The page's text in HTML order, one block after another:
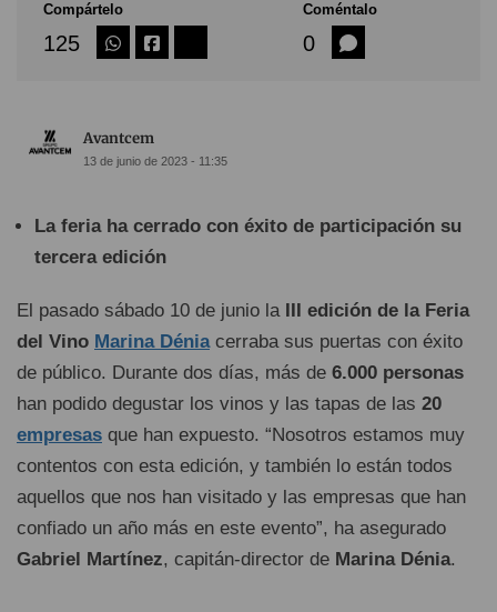
Compártelo
125
Coméntalo
0
Avantcem
13 de junio de 2023 - 11:35
La feria ha cerrado con éxito de participación su
tercera edición
El pasado sábado 10 de junio la III edición de la Feria
del Vino Marina Déniacerraba sus puertas con éxito
de público. Durante dos días, más de 6.000 personas
han podido degustar los vinos y las tapas de las 20
empresas que han expuesto. “Nosotros estamos muy
contentos con esta edición, y también lo están todos
aquellos que nos han visitado y las empresas que han
confiado un año más en este evento”, ha asegurado
Gabriel Martínez, capitán-director de Marina Dénia.